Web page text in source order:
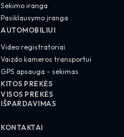
Sekimo iranga
Pasiklausymo įranga
AUTOMOBILIUI
Video registratoriai
Vaizdo kameros transportui
GPS apsauga - sekimas
KITOS PREKĖS
VISOS PREKĖS
IŠPARDAVIMAS
KONTAKTAI